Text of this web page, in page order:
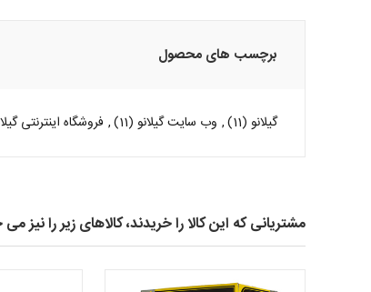
برچسب های محصول
گیلانو (11)
, وب سایت گیلانو (11)
, فروشگاه اینترنتی
مشتریانی که این کالا را خریدند، کالاهای زیر را نیز